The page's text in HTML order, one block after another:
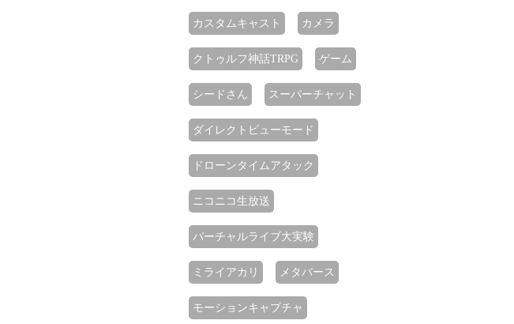
カスタムキャスト カメラ
クトゥルフ神話TRPG ゲーム
シードさん スーパーチャット
ダイレクトビューモード
ドローンタイムアタック
ニコニコ生放送
バーチャルライブ大実験
ミライアカリ メタバース
モーションキャプチャ